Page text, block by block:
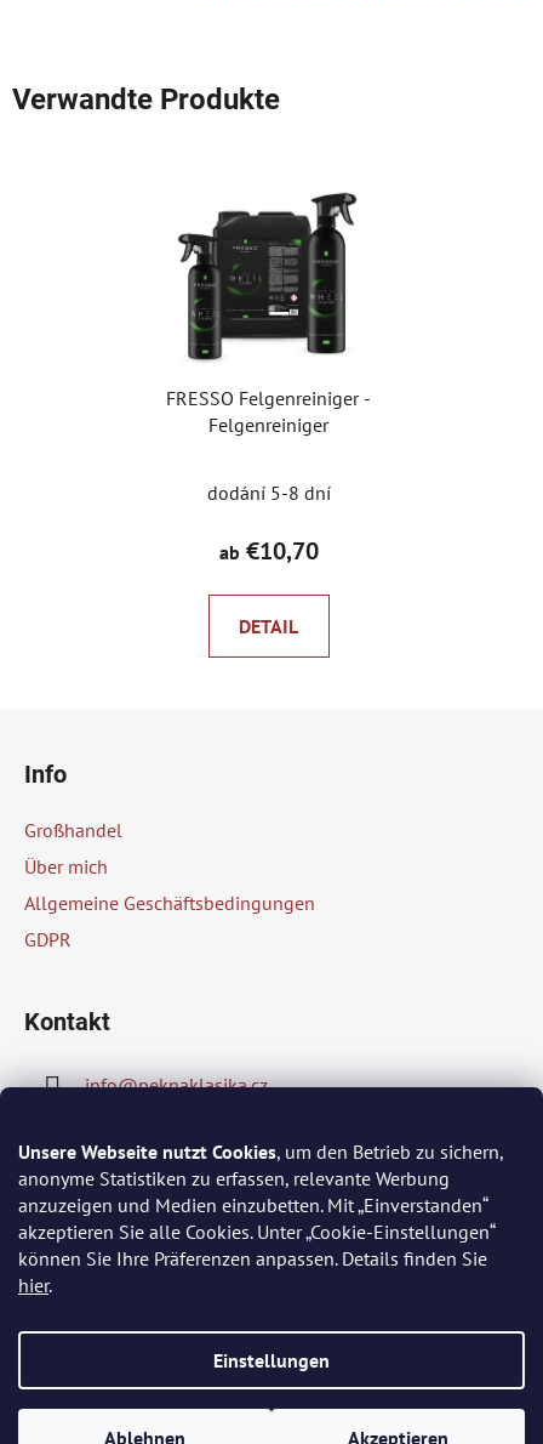
Unsere Webseite nutzt Cookies, um den Betrieb zu sichern,
anonyme Statistiken zu erfassen, relevante Werbung
anzuzeigen und Medien einzubetten. Mit „Einverstanden“
akzeptieren Sie alle Cookies. Unter „Cookie-Einstellungen“
können Sie Ihre Präferenzen anpassen. Details finden Sie
hier.
Einstellungen
Ablehnen Akzeptieren
Verwandte Produkte
FRESSO Felgenreiniger -
Felgenreiniger
dodání 5-8 dní
ab €10,70
DETAIL
Info
Großhandel
Über mich
Allgemeine Geschäftsbedingungen
GDPR
Kontakt
info@peknaklasika.cz
778002430
Wir akzeptieren online-Zahlungen
Erstellt von Shoptet